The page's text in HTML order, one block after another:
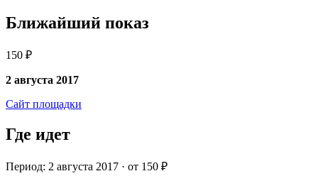
Ближайший показ
150 ₽
2 августа 2017
Сайт площадки
Где идет
Период: 2 августа 2017 · от 150 ₽